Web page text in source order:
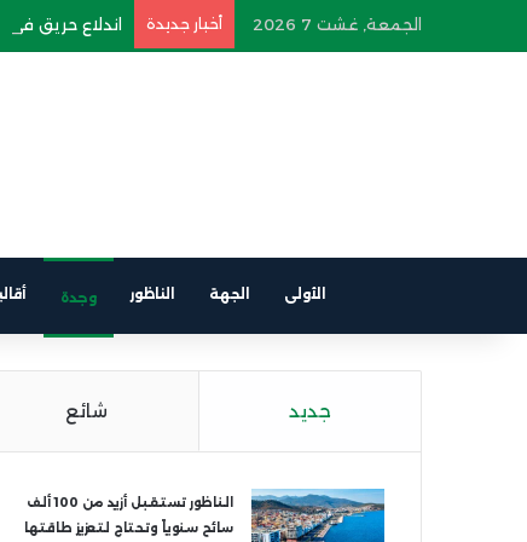
الجمعة, غشت 7 2026 أخبار جديدة اندلاع حريق في
الأولى الجهة الناظور وجدة
جديد شائع
الناظور تستقبل أزيد من 100 ألف
سائح سنوياً وتحتاج لتعزيز طاقتها